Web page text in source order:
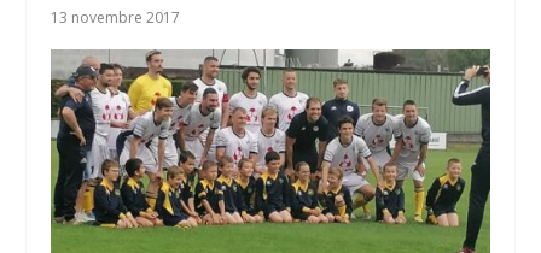
13 novembre 2017